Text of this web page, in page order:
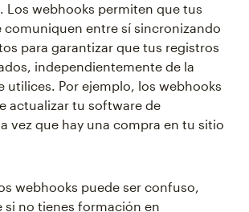
Los webhooks permiten que tus
comuniquen entre sí sincronizando
para garantizar que tus registros
independientemente de la
utilices. Por ejemplo, los webhooks
actualizar tu software de
vez que hay una compra en tu sitio
webhooks puede ser confuso,
si no tienes formación en